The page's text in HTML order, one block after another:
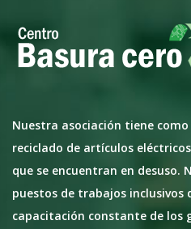
Nuestra asociación tiene
reciclado de artículos
que se encuentran en desuso.
puestos de trabajos inclusivos
capacitación constante de los